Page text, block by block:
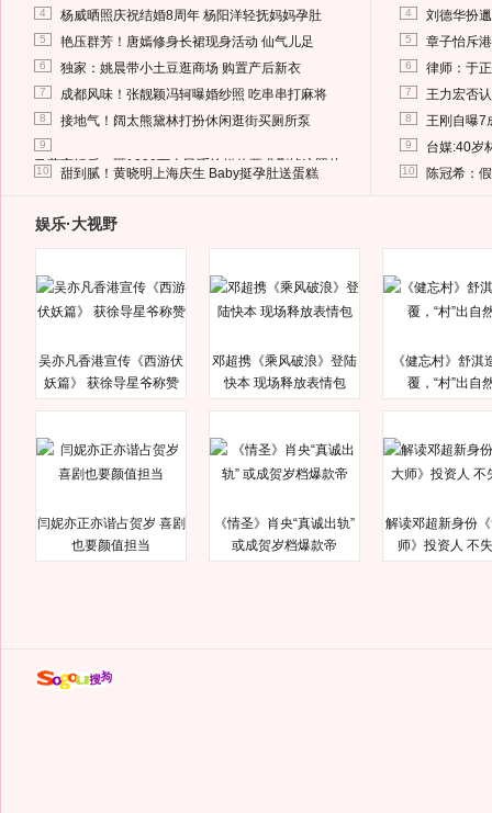
4 杨威晒照庆祝结婚8周年 杨阳洋轻抚妈妈孕肚
5 艳压群芳！唐嫣修身长裙现身活动 仙气儿足
6 独家：姚晨带小土豆逛商场 购置产后新衣
7 成都风味！张靓颖冯轲曝婚纱照 吃串串打麻将
8 接地气！阔太熊黛林打扮休闲逛街买厕所泵
9
马蓉离婚后，砸1000万人民币给媒体要求删掉这照片
10 甜到腻！黄晓明上海庆生 Baby挺孕肚送蛋糕
4 刘德华扮
5 章子怡斥
6 律师：于
7 王力宏否
8 王刚自曝7
9 台媒:40岁
10 陈冠希：
娱乐·大视野
吴亦凡香港宣传《西游伏
妖篇》 获徐导星爷称赞
邓超携《乘风破浪》登陆
快本 现场释放表情包
《健忘村》舒淇
覆，“村”出自
闫妮亦正亦谐占贺岁 喜剧
也要颜值担当
《情圣》肖央“真诚出轨”
或成贺岁档爆款帝
解读邓超新身份
师》投资人 不